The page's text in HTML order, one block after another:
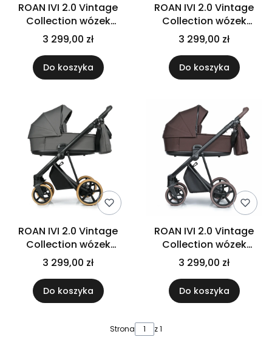
ROAN IVI 2.0 Vintage
Collection wózek
wielfunkcyjny 2w1 |
Caviar
3 299,00 zł
Do koszyka
ROAN IVI 2.0 Vintage
Collection wózek
wielfunkcyjny 2w1 |
Hazel
3 299,00 zł
Do koszyka
ROAN IVI 2.0 Vintage
Collection wózek
wielfunkcyjny 2w1 |
Sicilian Olive
3 299,00 zł
Do koszyka
ROAN IVI 2.0 Vintage
Collection wózek
wielfunkcyjny 2w1 |
Sweet Fig
3 299,00 zł
Do koszyka
Strona z 1